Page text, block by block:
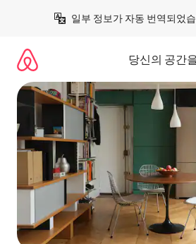
일부 정보가 자동 번역되었
당신의 공간